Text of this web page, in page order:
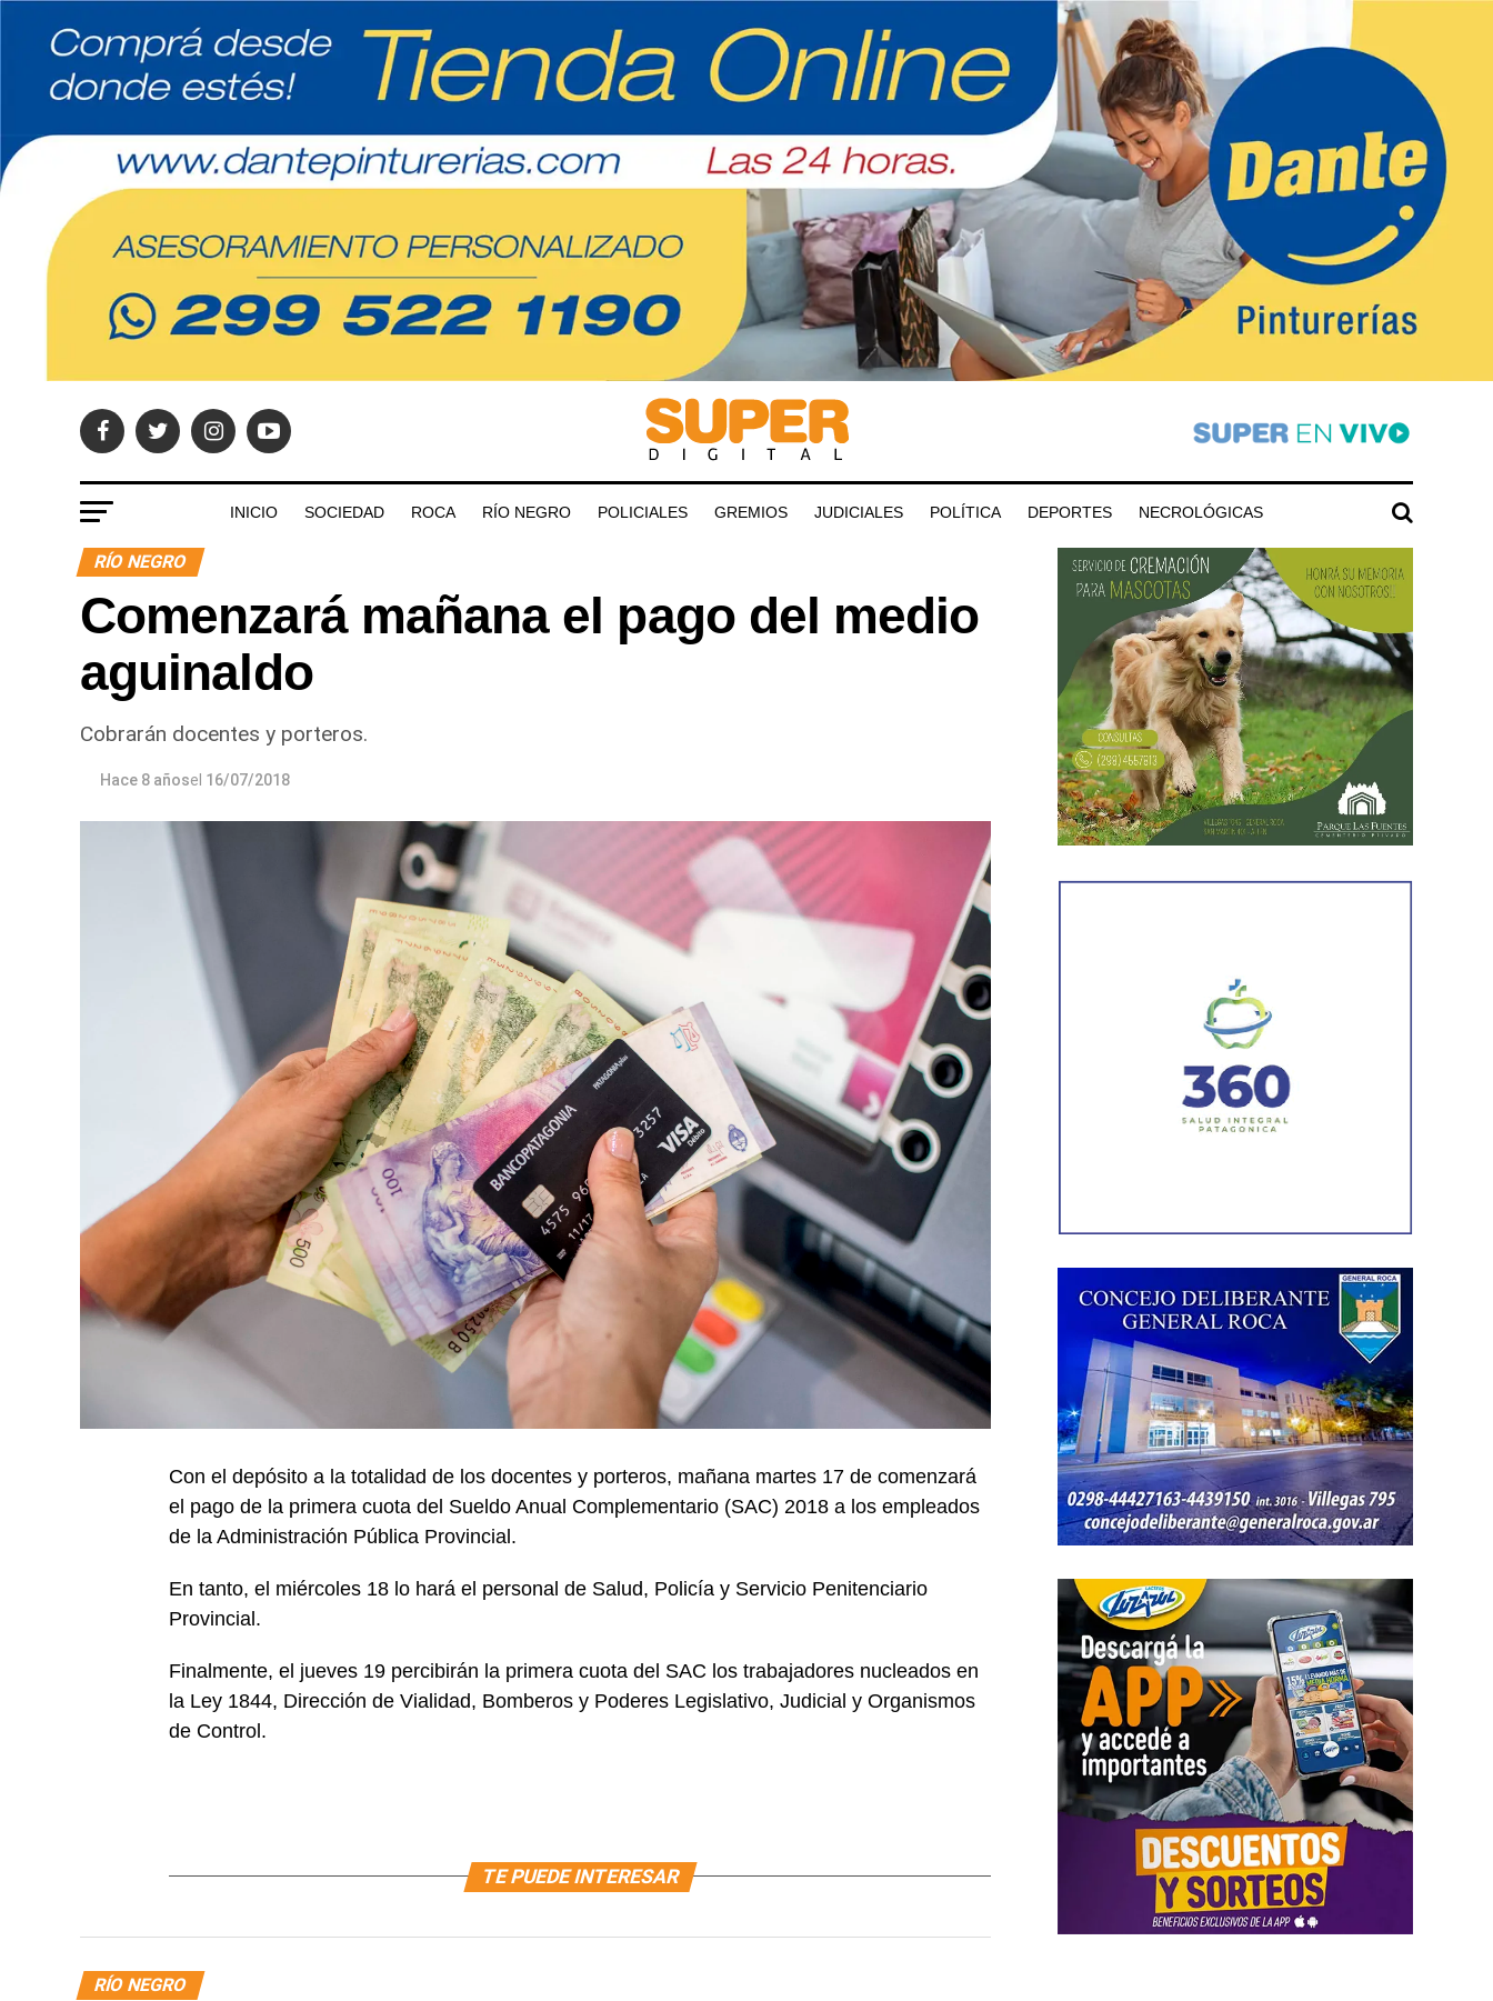
INICIO SOCIEDAD ROCA RÍO NEGRO POLICIALES GREMIOS JUDICIALES POLÍTICA DEPORTES NECROLÓGICAS
RÍO NEGRO
Comenzará mañana el pago del medio
aguinaldo
Cobrarán docentes y porteros.
Hace 8 añosel 16/07/2018
Con el depósito a la totalidad de los docentes y porteros, mañana martes 17 de comenzará
el pago de la primera cuota del Sueldo Anual Complementario (SAC) 2018 a los empleados
de la Administración Pública Provincial.
En tanto, el miércoles 18 lo hará el personal de Salud, Policía y Servicio Penitenciario
Provincial.
Finalmente, el jueves 19 percibirán la primera cuota del SAC los trabajadores nucleados en
la Ley 1844, Dirección de Vialidad, Bomberos y Poderes Legislativo, Judicial y Organismos
de Control.
TE PUEDE INTERESAR
RÍO NEGRO